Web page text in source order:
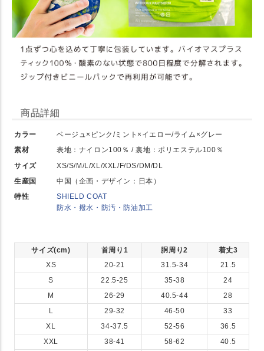
商品詳細
カラー
ベージュ×ピンク/ミント×イエロー/ライム×グレー
素材
表地：ナイロン100％ / 裏地：ポリエステル100％
サイズ
XS/S/M/L/XL/XXL/F/DS/DM/DL
生産国
中国（企画・デザイン：日本）
特性
SHIELD COAT
防水・撥水・防汚・防油加工
サイズ(cm) 首周り1 胴周り2
着丈3
XS
20-21 31.5-34
21.5
S
22.5-25 35-38
24
M
26-29 40.5-44
28
L
29-32 46-50
33
XL
34-37.5 52-56
36.5
XXL
38-41 58-62 40.5